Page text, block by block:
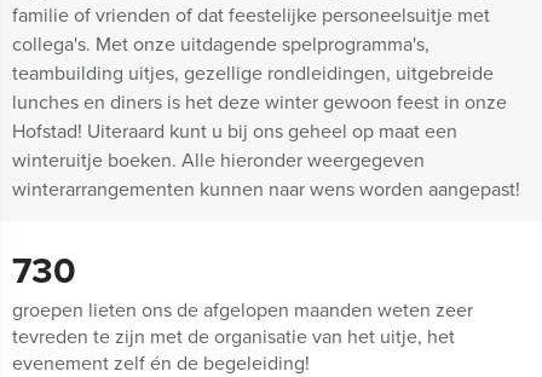
familie of vrienden of dat feestelijke personeelsuitje met
collega's. Met onze uitdagende spelprogramma's,
teambuilding uitjes, gezellige rondleidingen, uitgebreide
lunches en diners is het deze winter gewoon feest in onze
Hofstad! Uiteraard kunt u bij ons geheel op maat een
winteruitje boeken. Alle hieronder weergegeven
winterarrangementen kunnen naar wens worden aangepast!
730
groepen lieten ons de afgelopen maanden weten zeer
tevreden te zijn met de organisatie van het uitje, het
evenement zelf én de begeleiding!